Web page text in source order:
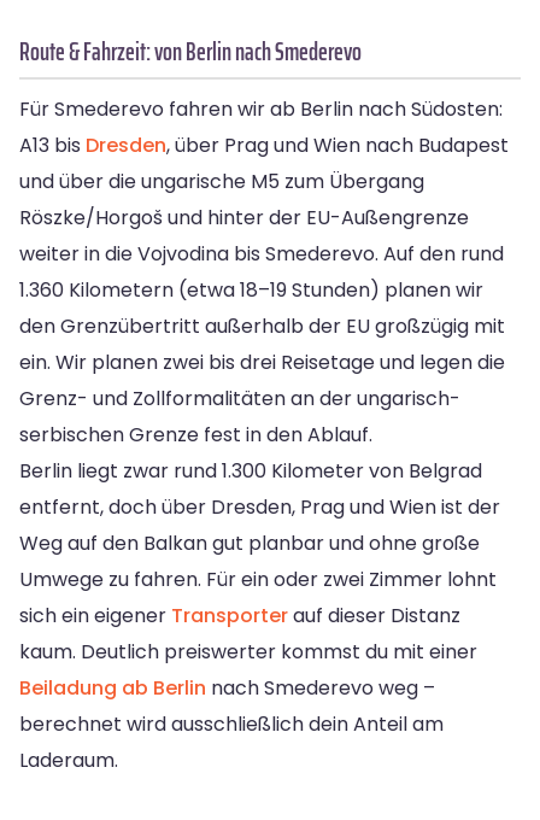
Route & Fahrzeit: von Berlin nach Smederevo
Für Smederevo fahren wir ab Berlin nach Südosten:
A13 bis Dresden, über Prag und Wien nach Budapest
und über die ungarische M5 zum Übergang
Röszke/Horgoš und hinter der EU-Außengrenze
weiter in die Vojvodina bis Smederevo. Auf den rund
1.360 Kilometern (etwa 18–19 Stunden) planen wir
den Grenzübertritt außerhalb der EU großzügig mit
ein. Wir planen zwei bis drei Reisetage und legen die
Grenz- und Zollformalitäten an der ungarisch-
serbischen Grenze fest in den Ablauf.
Berlin liegt zwar rund 1.300 Kilometer von Belgrad
entfernt, doch über Dresden, Prag und Wien ist der
Weg auf den Balkan gut planbar und ohne große
Umwege zu fahren. Für ein oder zwei Zimmer lohnt
sich ein eigener Transporterauf dieser Distanz
kaum. Deutlich preiswerter kommst du mit einer
Beiladung ab Berlin nach Smederevo weg –
berechnet wird ausschließlich dein Anteil am
Laderaum.